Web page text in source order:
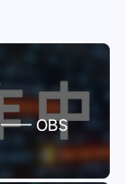
—— OBS